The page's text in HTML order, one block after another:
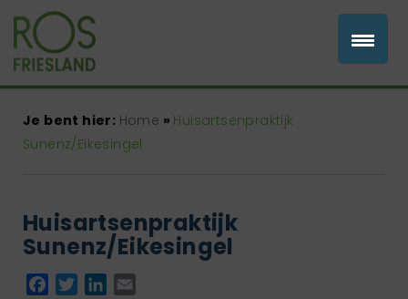
Je bent hier: Home » Huisartsenpraktijk
Sunenz/Eikesingel
Huisartsenpraktijk
Sunenz/Eikesingel
Facebook
TwitterLinkedIn